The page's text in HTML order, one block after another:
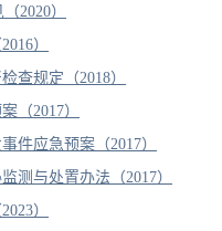
2020）
）
查规定（2018）
（2017）
件应急预案（2017）
测与处置办法（2017）
）